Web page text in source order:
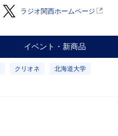
ラジオ関西ホームページ
イベント・新商品
クリオネ 北海道大学